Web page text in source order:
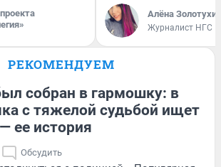
Алёна
Журналист НГС
РЕКОМЕНДУЕМ
собран в гармошку: в
с тяжелой судьбой ищет
ее история
Обсудить